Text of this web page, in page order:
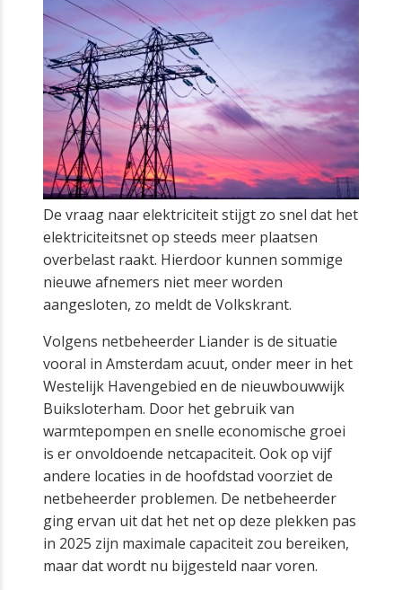
De vraag naar elektriciteit stijgt zo snel dat het
elektriciteitsnet op steeds meer plaatsen
overbelast raakt. Hierdoor kunnen sommige
nieuwe afnemers niet meer worden
aangesloten, zo meldt de Volkskrant.
Volgens netbeheerder Liander is de situatie
vooral in Amsterdam acuut, onder meer in het
Westelijk Havengebied en de nieuwbouwwijk
Buiksloterham. Door het gebruik van
warmtepompen en snelle economische groei
is er onvoldoende netcapaciteit. Ook op vijf
andere locaties in de hoofdstad voorziet de
netbeheerder problemen. De netbeheerder
ging ervan uit dat het net op deze plekken pas
in 2025 zijn maximale capaciteit zou bereiken,
maar dat wordt nu bijgesteld naar voren.